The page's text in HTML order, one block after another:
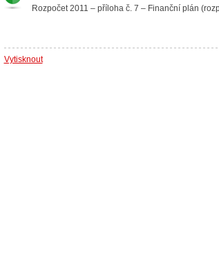
Rozpočet 2011 – příloha č. 7 – Finanční plán
Vytisknout